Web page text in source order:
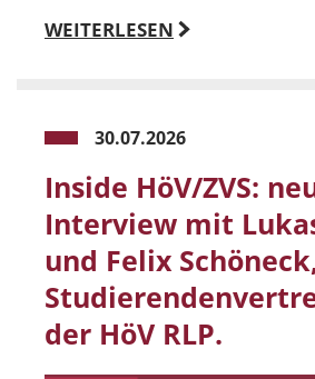
WEITERLESEN
30.07.2026
Inside HöV/ZVS:
Interview mit
und Felix
der HöV RLP.